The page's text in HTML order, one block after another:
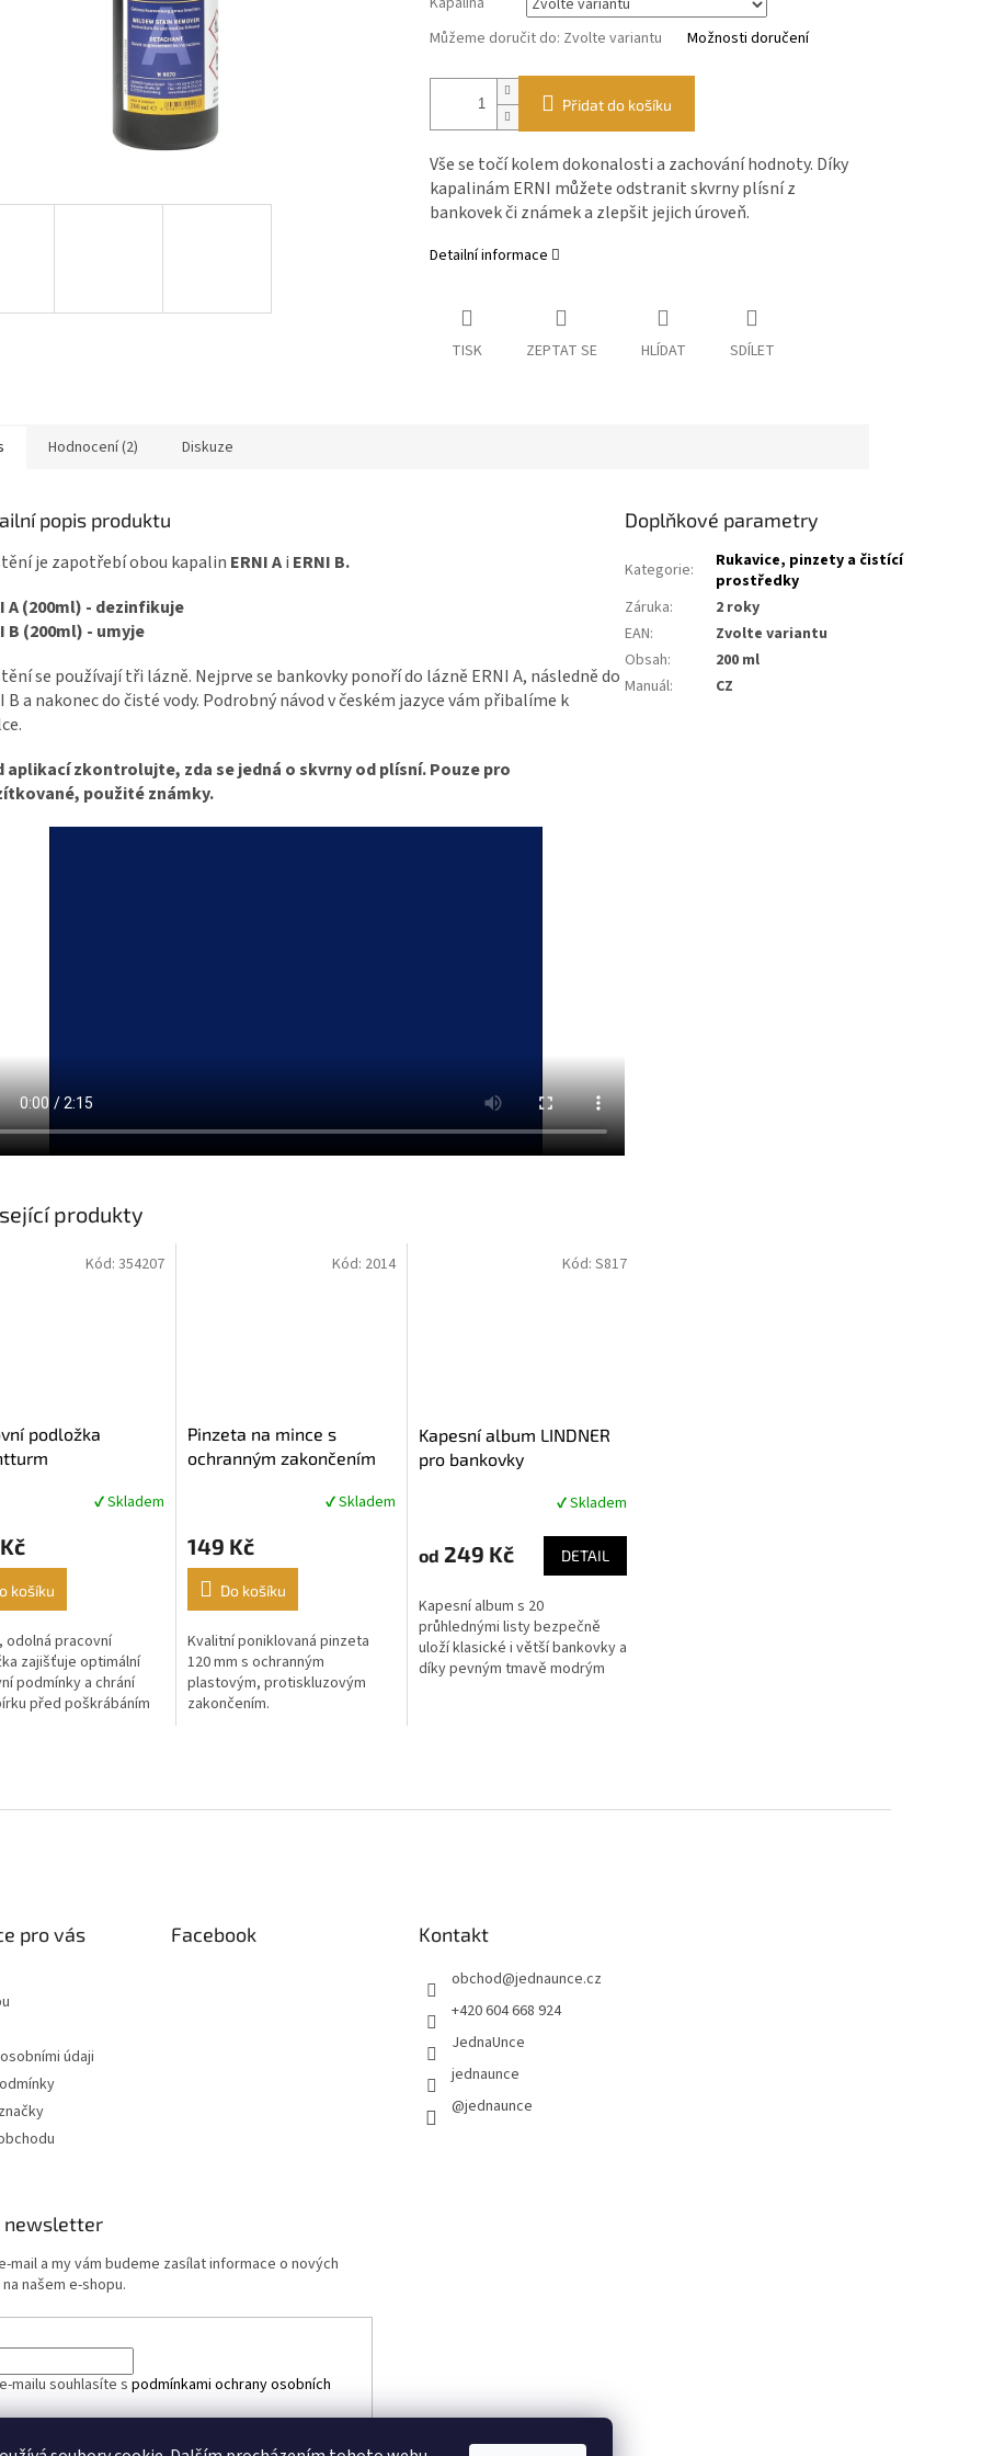
Můžeme doručit do: Zvolte variantu Možnosti doručení
Přidat do košíku
Vše se točí kolem dokonalosti a zachování hodnoty. Díky
kapalinám ERNI můžete odstranit skvrny plísní z
bankovek či známek a zlepšit jejich úroveň.
Detailní informace
TISK ZEPTAT SE HLÍDAT SDÍLET
Hodnocení (2) Diskuze
popis produktu
je zapotřebí obou kapalin ERNI Ai ERNI B.
A (200ml) - dezinfikuje
B (200ml) - umyje
se používají tři lázně. Nejprve se bankovky ponoří do lázně ERNI A, následně do
B a nakonec do čisté vody. Podrobný návod v českém jazyce vám přibalíme k
aplikací zkontrolujte, zda se jedná o skvrny od plísní. Pouze pro
použité známky.
Doplňkové parametry
Kategorie:
Rukavice, pinzety a čistící
prostředky
Záruka:
2 roky
EAN:
Zvolte variantu
Obsah:
200 ml
Manuál: CZ
produkty
podložka
✔ Skladem
košíku
odolná pracovní
zajišťuje optimální
podmínky a chrání
před poškrábáním
Kód: 354207
Pinzeta na mince s
ochranným zakončením
produktu
je
5,0
z
hvězdiček.
✔ Skladem
149 Kč
Do košíku
Kvalitní poniklovaná pinzeta
120 mm s ochranným
plastovým, protiskluzovým
zakončením.
Kód: 2014
Kapesní album LINDNER
pro bankovky
produktu
je
z
5
hvězdiček.
✔ Skladem
od 249 Kč DETAIL
Kapesní album s 20
průhlednými listy bezpečně
uloží klasické i větší bankovky a
díky pevným tmavě modrým
Kód:S817
pro vás
údaji
Facebook Kontakt
obchod@jednaunce.cz
+420 604 668 924
JednaUnce
jednaunce
@jednaunce
newsletter
mail a my vám budeme zasílat informace o nových
našem e-shopu.
mailu souhlasíte s podmínkami ochrany osobních